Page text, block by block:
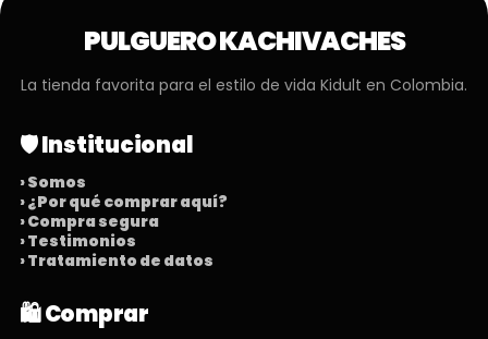
PULGUERO KACHIVACHES
La tienda favorita para el estilo de vida Kidult en Colombia.
🛡️ Institucional
› Somos
› ¿Por qué comprar aquí?
› Compra segura
› Testimonios
› Tratamiento de datos
🛍️ Comprar